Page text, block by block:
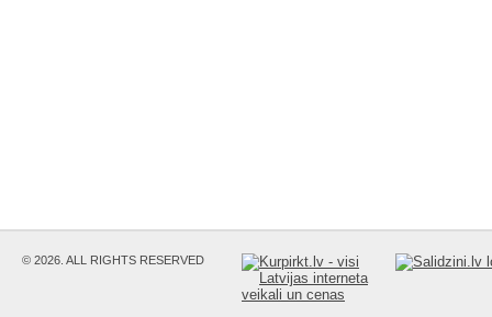
© 2026. ALL RIGHTS RESERVED